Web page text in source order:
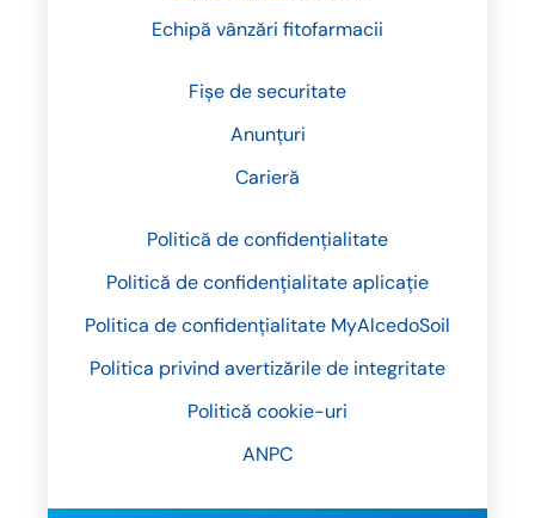
Fișe de securitate
Anunțuri
Carieră
Politică de confidențialitate
Politică de confidențialitate aplicație
Politica de confidențialitate MyAlcedoSoil
Politica privind avertizările de integritate
Politică cookie-uri
ANPC
Echipă vânzări fitofarmacii